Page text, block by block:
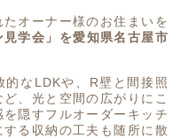
オーナー様のお住まいを
見学会」を愛知県名古屋市
的なLDKや、R壁と間接照
、光と空間の広がりにこ
隠すフルオーダーキッチ
る収納の工夫も随所に散